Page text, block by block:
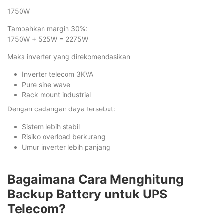
1750W
Tambahkan margin 30%:
1750W + 525W = 2275W
Maka inverter yang direkomendasikan:
Inverter telecom 3KVA
Pure sine wave
Rack mount industrial
Dengan cadangan daya tersebut:
Sistem lebih stabil
Risiko overload berkurang
Umur inverter lebih panjang
Bagaimana Cara Menghitung
Backup Battery untuk UPS
Telecom?